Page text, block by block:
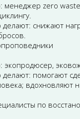
менеджер zero
делают: снижают
экопродюсер,
делают: помогают
вдохновляют
по